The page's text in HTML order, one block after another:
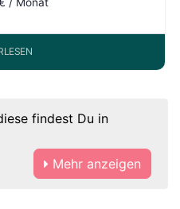
findest Du in
Mehr anzeigen